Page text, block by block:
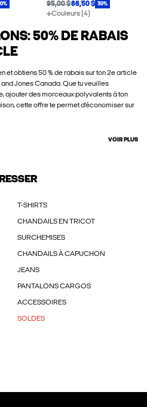
95,00 $66,50 $ 30%
Couleurs (4)
50% DE RABAIS
et obtiens 50 % de rabais sur ton 2e article
Jones Canada. Que tu veuilles
ajouter des morceaux polyvalents à ton
cette offre te permet d’économiser sur
VOIR PLUS
T-SHIRTS
CHANDAILS EN TRICOT
SURCHEMISES
CHANDAILS À CAPUCHON
JEANS
PANTALONS CARGOS
ACCESSOIRES
SOLDES